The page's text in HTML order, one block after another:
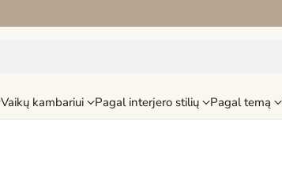
Vaikų kambariui Pagal interjero stilių Pagal temą